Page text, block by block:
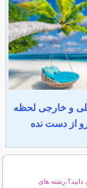
و خارجی لحظه
از دست نده
دانید؟،رشته های